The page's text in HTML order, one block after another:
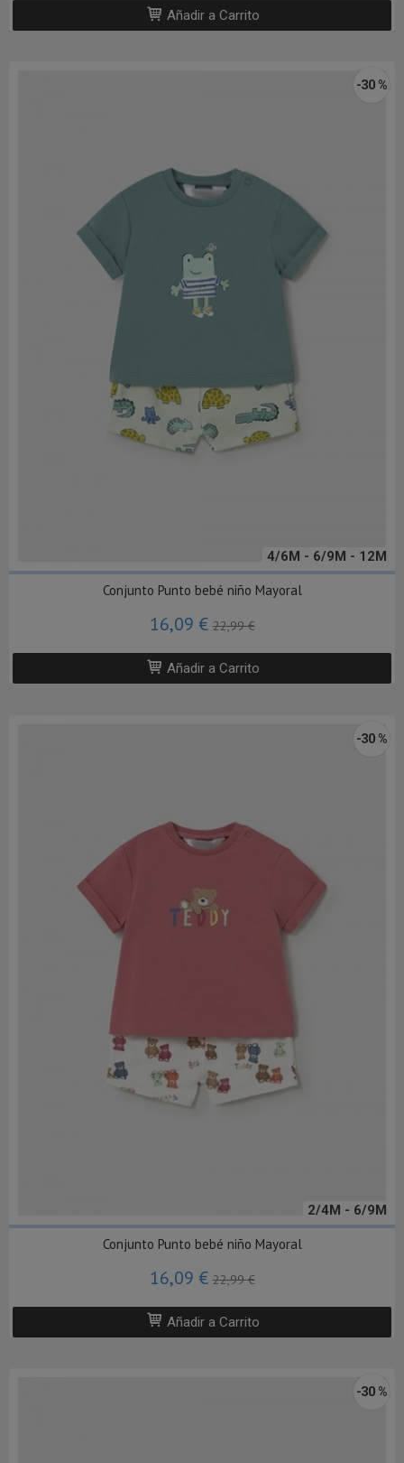
Añadir a Carrito
4/6M - 6/9M - 12M
-30 %
Conjunto Punto bebé niño Mayoral
16,09 €22,99 €
Añadir a Carrito
2/4M - 6/9M
-30 %
Conjunto Punto bebé niño Mayoral
16,09 €22,99 €
Añadir a Carrito
-30 %